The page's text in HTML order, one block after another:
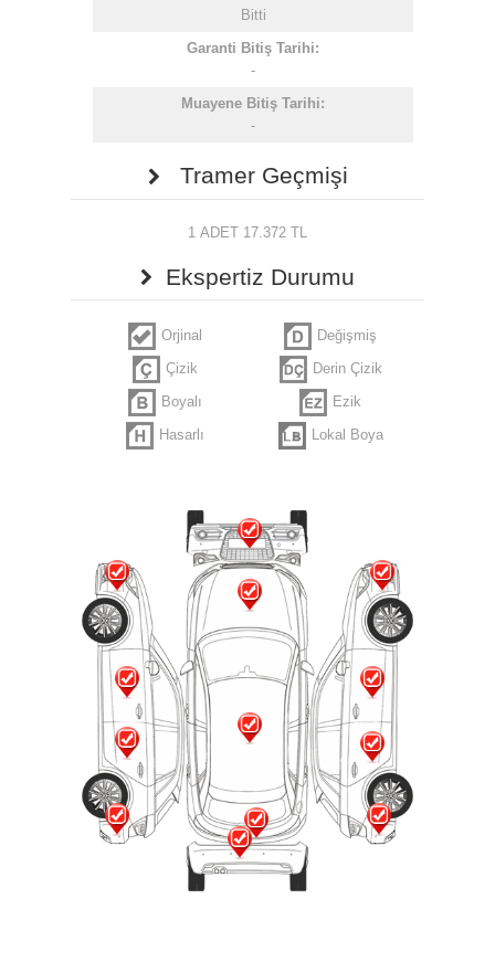
Bitti
Garanti Bitiş Tarihi:
-
Muayene Bitiş Tarihi:
-
Tramer Geçmişi
1 ADET 17.372 TL
Ekspertiz Durumu
Orjinal
Değişmiş
Çizik
Derin Çizik
Boyalı
Ezik
Hasarlı
Lokal Boya